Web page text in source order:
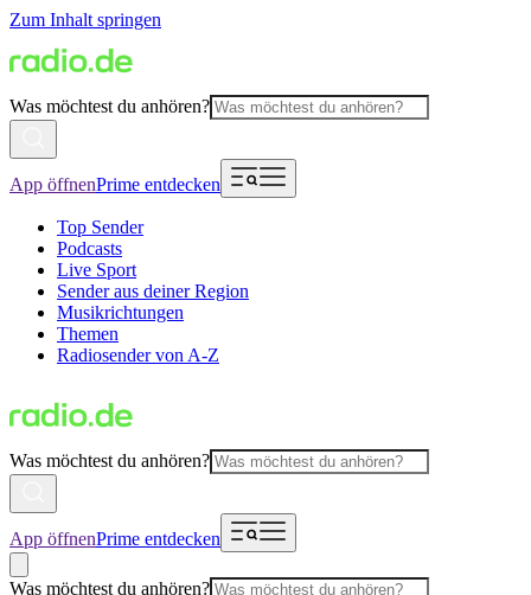
Zum Inhalt springen
Was möchtest du anhören?
App öffnenPrime entdecken
Top Sender
Podcasts
Live Sport
Sender aus deiner Region
Musikrichtungen
Themen
Radiosender von A-Z
Was möchtest du anhören?
App öffnenPrime entdecken
Was möchtest du anhören?